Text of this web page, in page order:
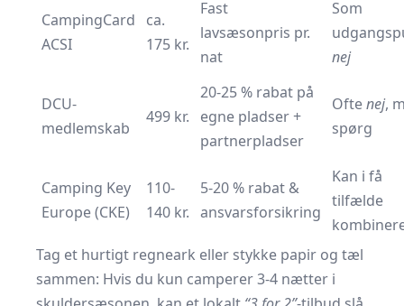
CampingCard
ACSI
ca.
175 kr.
Fast
lavsæsonpris pr.
nat
Som
nej
DCU-
medlemskab
499 kr.
20-25 % rabat på
egne pladser +
partnerpladser
Oftenej,
spørg
Camping Key
Europe (CKE)
110-
140 kr.
5-20 % rabat &
ansvarsforsikring
Kan i få
tilfælde
Tag et hurtigt regneark eller stykke papir og tæl
sammen: Hvis du kun camperer 3-4 nætter i